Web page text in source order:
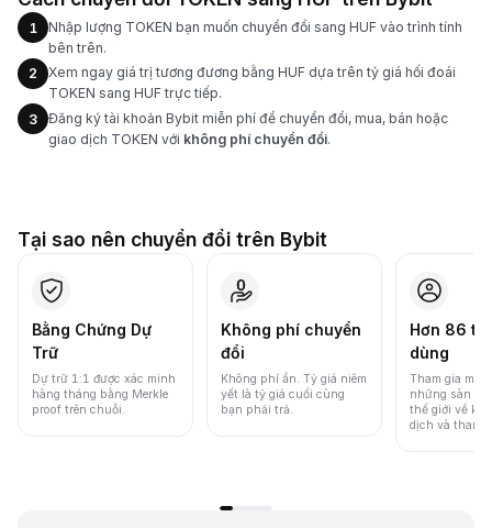
1
Nhập lượng TOKEN bạn muốn chuyển đổi sang HUF vào trình tính
bên trên.
2
Xem ngay giá trị tương đương bằng HUF dựa trên tỷ giá hối đoái
TOKEN sang HUF trực tiếp.
3
Đăng ký tài khoản Bybit miễn phí để chuyển đổi, mua, bán hoặc
giao dịch TOKEN với không phí chuyển đổi.
Tại sao nên chuyển đổi trên Bybit
Bằng Chứng Dự
Trữ
Dự trữ 1:1 được xác minh
hàng tháng bằng Merkle
proof trên chuỗi.
Không phí chuyển
đổi
Không phí ẩn. Tỷ giá niêm
yết là tỷ giá cuối cùng
bạn phải trả.
Hơn 86
dùng
Tham gia một
những sàn
thế giới về
dịch và thanh